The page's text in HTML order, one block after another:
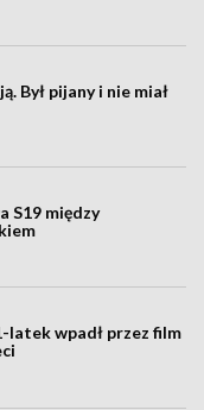
Był pijany i nie miał
S19 między
latek wpadł przez film